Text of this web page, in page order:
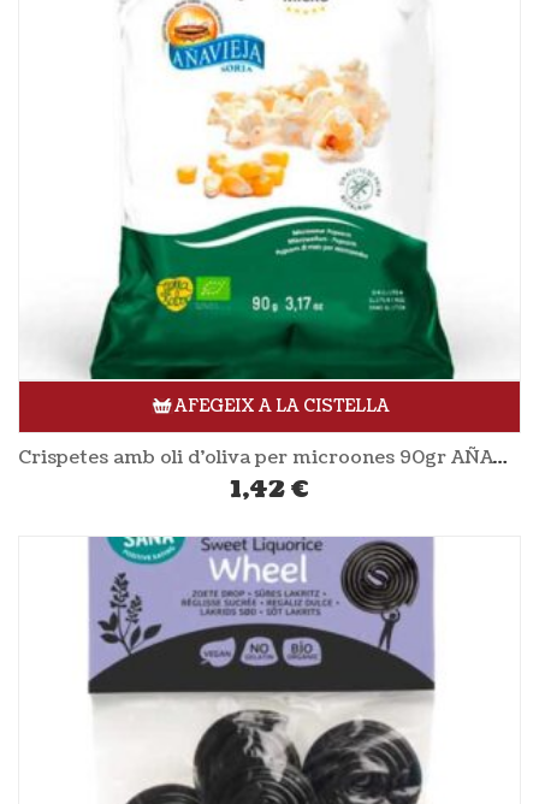
AFEGEIX A LA CISTELLA
Crispetes amb oli d’oliva per microones 90gr AÑAVIEJA
1,42€